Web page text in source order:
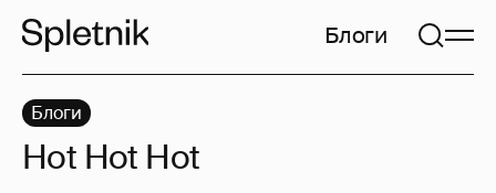
Блоги
Блоги
Hot Hot Hot